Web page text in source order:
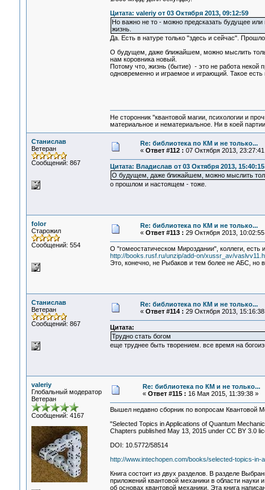
Цитата: valeriy от 03 Октября 2013, 09:12:59
Но важно не то - можно предсказать будущее или
жизнь.
Да. Есть в натуре только "здесь и сейчас".
О будущем, даже ближайшем, можно мыслить
нам коровника новый.
Потому что, жизнь (бытие) - это не работа некой
одновременно и играемое и играющий. Такое есть
Не сторонник "квантовой магии, психологии и
материальное и нематериальное. Ни в коей
Станислав
Ветеран
Сообщений: 867
Re: библиотека по КМ и не только...
« Ответ #112 : 07 Октября 2013,
Цитата: Владислав от 03 Октября 2013, 15:40:15
О будущем, даже ближайшем, можно мыслить
о прошлом и настоящем - тоже.
folor
Старожил
Сообщений: 554
Re: библиотека по КМ и не только...
« Ответ #113 : 29 Октября 2013,
О "гомеостатическом Мироздании", коллеги,
http://books.rusf.ru/unzip/add-on/xussr_av/
Это, конечно, не Рыбаков и тем более не АБС, но
Станислав
Ветеран
Сообщений: 867
Re: библиотека по КМ и не только...
« Ответ #114 : 29 Октября 2013,
Цитата:
Трудно стать богом
еще труднее быть творением. все время на
valeriy
Глобальный модератор
Ветеран
Сообщений: 4167
Re: библиотека по КМ и не только...
« Ответ #115 : 16 Мая 2015, 11:39:38 »
Вышел недавно сборник по вопросам Квантовой
"Selected Topics in Applications of Quantum
Chapters published May 13, 2015 under CC BY 3.0
DOI: 10.5772/58514
http://www.intechopen.com/books/selected-topics-in-
Книга состоит из двух разделов. В разделе
приложений квантовой механики в области
об основах квантовой механики. Эта книга